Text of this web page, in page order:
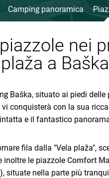
Camping panoramica
nei
a
Baška, situato ai piedi
vi conquisterà con la sua
e il fantastico
fila dalla "Vela plaža",
inoltre le piazzole Comfort
), situate nella parte più